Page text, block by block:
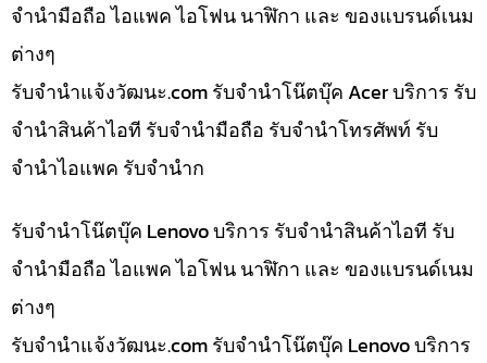
จำนำมือถือ ไอแพค ไอโฟน นาฬิกา และ ของแบรนด์เนม
ต่างๆ
รับจํานําแจ้งวัฒนะ.com รับจำนำโน๊ตบุ๊ค Acer บริการ รับ
จำนำสินค้าไอที รับจำนำมือถือ รับจำนำโทรศัพท์ รับ
จำนำไอแพค รับจำนำก
รับจำนำโน๊ตบุ๊ค Lenovo บริการ รับจำนำสินค้าไอที รับ
จำนำมือถือ ไอแพค ไอโฟน นาฬิกา และ ของแบรนด์เนม
ต่างๆ
รับจํานําแจ้งวัฒนะ.com รับจำนำโน๊ตบุ๊ค Lenovo บริการ